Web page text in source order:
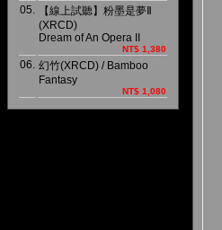
05.
【線上試聽】粉墨是夢Ⅱ
(XRCD)
Dream of An Opera II
NT$ 1,380
06. 幻竹(XRCD) / Bamboo
Fantasy
NT$ 1,080